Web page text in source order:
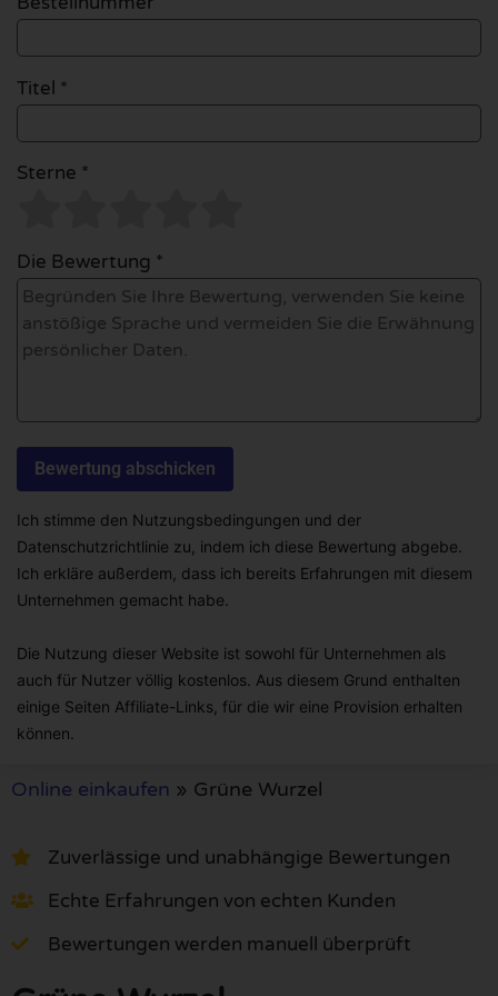
Titel *
Sterne *
Die Bewertung *
Ich stimme den Nutzungsbedingungen und der
Datenschutzrichtlinie zu, indem ich diese Bewertung abgebe.
Ich erkläre außerdem, dass ich bereits Erfahrungen mit diesem
Unternehmen gemacht habe.
Die Nutzung dieser Website ist sowohl für Unternehmen als
auch für Nutzer völlig kostenlos. Aus diesem Grund enthalten
einige Seiten Affiliate-Links, für die wir eine Provision erhalten
können.
Online einkaufen » Grüne Wurzel
Zuverlässige und unabhängige Bewertungen
Echte Erfahrungen von echten Kunden
Bewertungen werden manuell überprüft